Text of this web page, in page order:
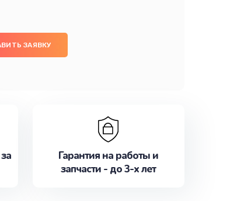
ЗАЯВКУ
Гарантия на работы и
запчасти - до 3-х лет